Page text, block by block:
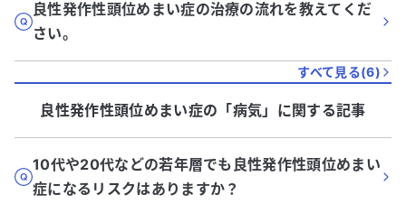
良性発作性頭位めまい症の治療の流れを教えてくだ
さい。
すべて見る(6)
良性発作性頭位めまい症の「病気」に関する記事
10代や20代などの若年層でも良性発作性頭位めまい
症になるリスクはありますか？